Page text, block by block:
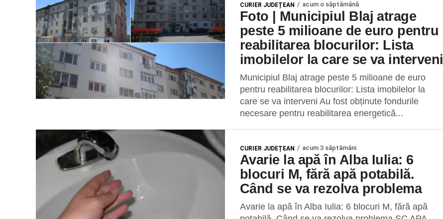
CURIER JUDEȚEAN acum o săptămână
Foto | Municipiul Blaj atrage
peste 5 milioane de euro pentru
reabilitarea blocurilor: Lista
imobilelor la care se va interveni
Municipiul Blaj atrage peste 5 milioane de euro
pentru reabilitarea blocurilor: Lista imobilelor la
care se va interveni Au fost obținute fondurile
necesare pentru reabilitarea energetică...
CURIER JUDEȚEAN acum 3 săptămâni
Avarie la apă în Alba Iulia: 6
blocuri M, fără apă potabilă.
Când se va rezolva problema
Avarie la apă în Alba Iulia: 6 blocuri M, fără apă